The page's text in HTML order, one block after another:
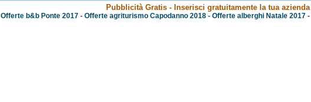
Pubblicità Gratis - Inserisci gratuitamente la tua azienda
Offerte b&b Ponte 2017 - Offerte agriturismo Capodanno 2018 - Offerte alberghi Natale 2017 -